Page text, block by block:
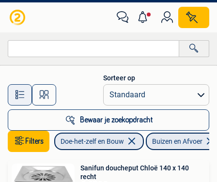
Alle afstanden…
Sorteer op
Bewaar je zoekopdracht
Filters Doe-het-zelf en Bouw Buizen en Afvoer
Sanifun doucheput Chloë 140 x 140
recht